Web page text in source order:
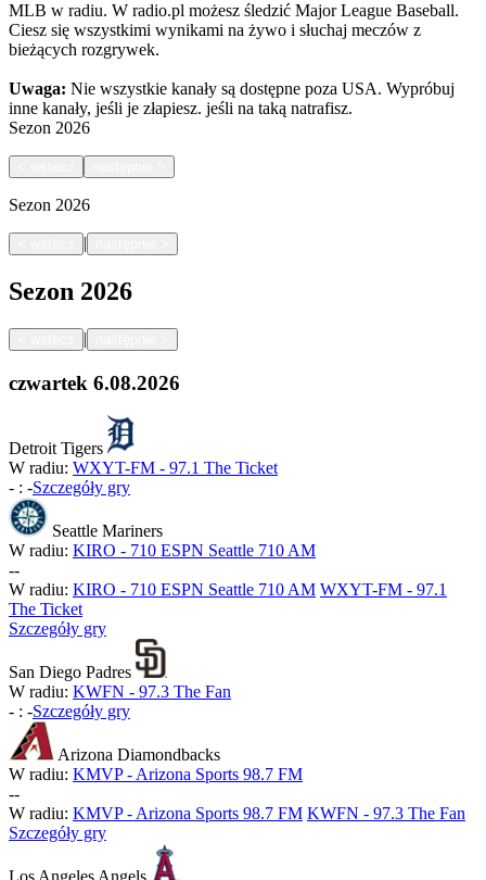
MLB w radiu. W radio.pl możesz śledzić Major League Baseball.
Ciesz się wszystkimi wynikami na żywo i słuchaj meczów z
bieżących rozgrywek.
Uwaga: Nie wszystkie kanały są dostępne poza USA. Wypróbuj
inne kanały, jeśli je złapiesz. jeśli na taką natrafisz.
Sezon 2026
Sezon 2026
|
Sezon 2026
|
czwartek 6.08.2026
Detroit Tigers
W radiu: WXYT-FM - 97.1 The Ticket
- : -Szczegóły gry
Seattle Mariners
W radiu: KIRO - 710 ESPN Seattle 710 AM
--
W radiu: KIRO - 710 ESPN Seattle 710 AM WXYT-FM - 97.1
The Ticket
Szczegóły gry
San Diego Padres
W radiu: KWFN - 97.3 The Fan
- : -Szczegóły gry
Arizona Diamondbacks
W radiu: KMVP - Arizona Sports 98.7 FM
--
W radiu: KMVP - Arizona Sports 98.7 FM KWFN - 97.3 The Fan
Szczegóły gry